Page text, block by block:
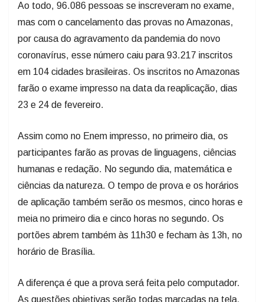
Ao todo, 96.086 pessoas se inscreveram no exame,
mas com o cancelamento das provas no Amazonas,
por causa do agravamento da pandemia do novo
coronavírus, esse número caiu para 93.217 inscritos
em 104 cidades brasileiras. Os inscritos no Amazonas
farão o exame impresso na data da reaplicação, dias
23 e 24 de fevereiro.
Assim como no Enem impresso, no primeiro dia, os
participantes farão as provas de linguagens, ciências
humanas e redação. No segundo dia, matemática e
ciências da natureza. O tempo de prova e os horários
de aplicação também serão os mesmos, cinco horas e
meia no primeiro dia e cinco horas no segundo. Os
portões abrem também às 11h30 e fecham às 13h, no
horário de Brasília.
A diferença é que a prova será feita pelo computador.
As questões objetivas serão todas marcadas na tela,